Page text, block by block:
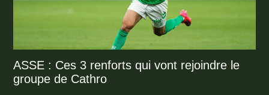
ASSE : Ces 3 renforts qui vont rejoindre le
groupe de Cathro